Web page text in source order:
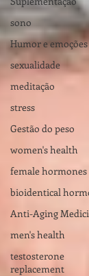
sono
Humor e emoções
sexualidade
meditação
stress
Gestão do peso
women's health
female hormones
bioidentical
Anti-Aging
men's health
testosterone
replacement